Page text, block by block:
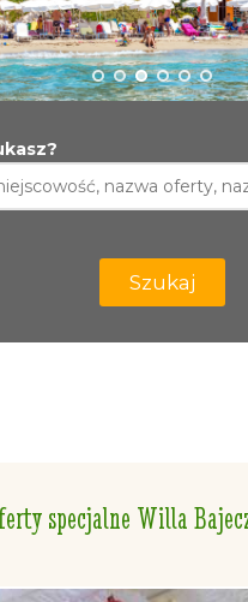
Szukaj
specjalne Willa